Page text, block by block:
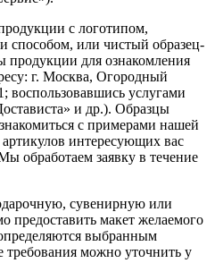
с логотипом,
или чистый образец-
продукции для ознакомления
г. Москва, Огородный
воспользовавшись услугами
и др.). Образцы
с примерами нашей
интересующих вас
обработаем заявку в течение
сувенирную или
предоставить макет желаемого
выбранным
можно уточнить у